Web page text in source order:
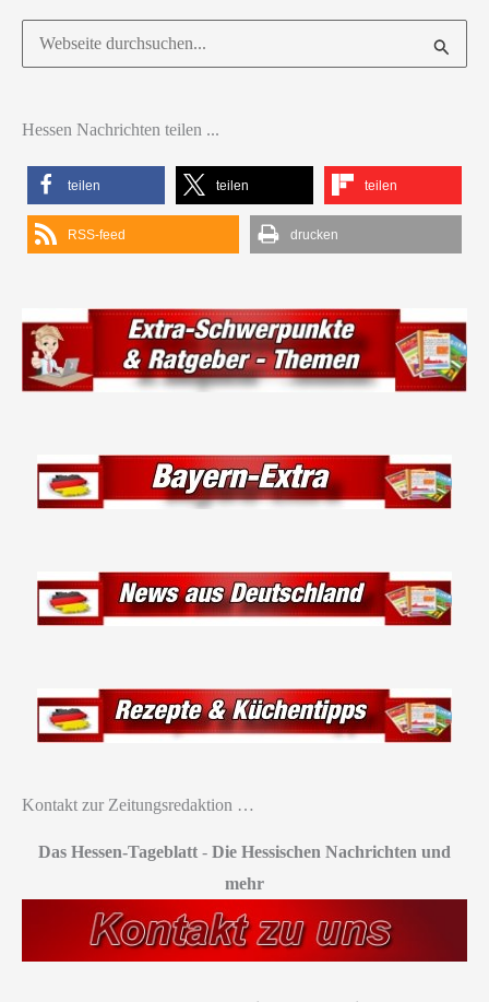
Suchen
nach:
Hessen Nachrichten teilen ...
teilen teilen teilen
RSS-feed drucken
Kontakt zur Zeitungsredaktion …
Das Hessen-Tageblatt - Die Hessischen Nachrichten und
mehr